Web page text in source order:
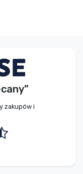
zakupów i